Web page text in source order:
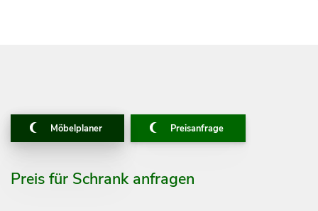
Möbelplaner Preisanfrage
Preis für Schrank anfragen